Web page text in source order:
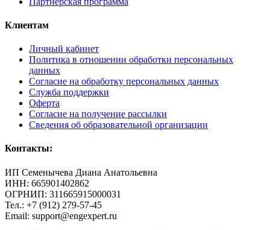
Клиентам
Личный кабинет
Политика в отношении обработки персональных
данных
Согласие на обработку персональных данных
Служба поддержки
Оферта
Согласие на получение рассылки
Сведения об образовательной организации
Контакты:
ИП Семенычева Диана Анатольевна
ИНН: 665901402862
ОГРНИП: 311665915000031
Тел.: +7 (912) 279-57-45
Email: support@engexpert.ru